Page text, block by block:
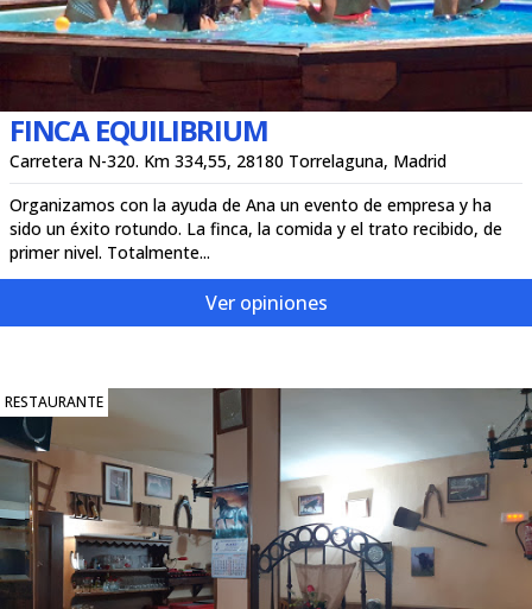
FINCA EQUILIBRIUM
Carretera N-320. Km 334,55, 28180 Torrelaguna, Madrid
Organizamos con la ayuda de Ana un evento de empresa y ha
sido un éxito rotundo. La finca, la comida y el trato recibido, de
primer nivel. Totalmente...
Ver opiniones
RESTAURANTE